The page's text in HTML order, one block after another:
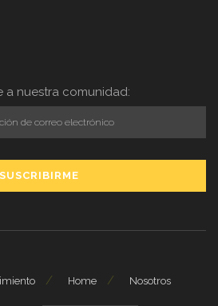
a nuestra comunidad:
Home Nosotros